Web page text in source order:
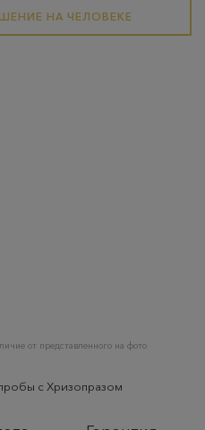
НА ЧЕЛОВЕКЕ
от представленного на фото
с Хризопразом